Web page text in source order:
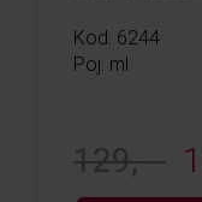
Kod: 6244
Poj: ml
129, -